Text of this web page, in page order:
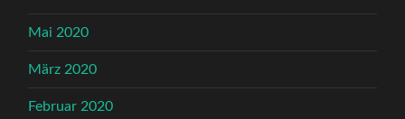
Mai 2020
März 2020
Februar 2020